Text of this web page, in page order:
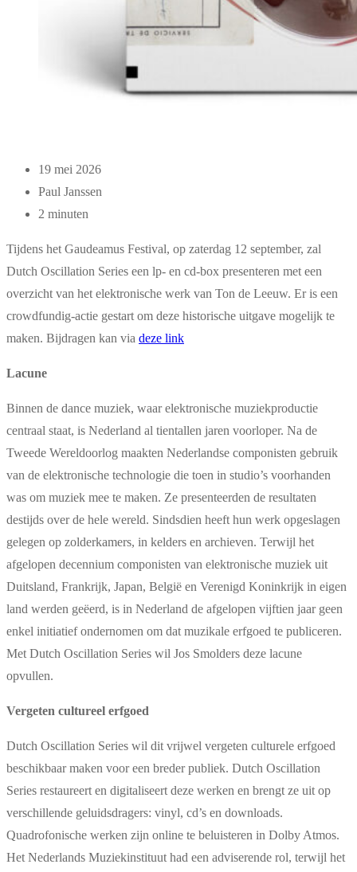
19 mei 2026
Paul Janssen
2 minuten
Tijdens het Gaudeamus Festival, op zaterdag 12 september, zal
Dutch Oscillation Series een lp- en cd-box presenteren met een
overzicht van het elektronische werk van Ton de Leeuw. Er is een
crowdfundig-actie gestart om deze historische uitgave mogelijk te
maken. Bijdragen kan via deze link
Lacune
Binnen de dance muziek, waar elektronische muziekproductie
centraal staat, is Nederland al tientallen jaren voorloper. Na de
Tweede Wereldoorlog maakten Nederlandse componisten gebruik
van de elektronische technologie die toen in studio’s voorhanden
was om muziek mee te maken. Ze presenteerden de resultaten
destijds over de hele wereld. Sindsdien heeft hun werk opgeslagen
gelegen op zolderkamers, in kelders en archieven. Terwijl het
afgelopen decennium componisten van elektronische muziek uit
Duitsland, Frankrijk, Japan, België en Verenigd Koninkrijk in eigen
land werden geëerd, is in Nederland de afgelopen vijftien jaar geen
enkel initiatief ondernomen om dat muzikale erfgoed te publiceren.
Met Dutch Oscillation Series wil Jos Smolders deze lacune
opvullen.
Vergeten cultureel erfgoed
Dutch Oscillation Series wil dit vrijwel vergeten culturele erfgoed
beschikbaar maken voor een breder publiek. Dutch Oscillation
Series restaureert en digitaliseert deze werken en brengt ze uit op
verschillende geluidsdragers: vinyl, cd’s en downloads.
Quadrofonische werken zijn online te beluisteren in Dolby Atmos.
Het Nederlands Muziekinstituut had een adviserende rol, terwijl het